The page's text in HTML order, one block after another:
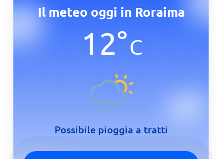
Il meteo oggi in Roraima
12°C
Possibile pioggia a tratti